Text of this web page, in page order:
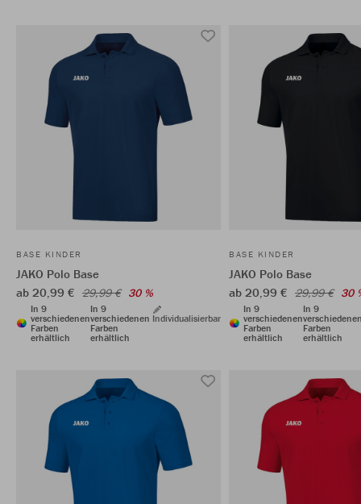
BASE KINDER
JAKO Polo Base
ab 20,99 € 29,99 € 30 %
In 9
verschiedenen
Farben
erhältlich
In 9
verschiedenen
Farben
erhältlich
Individualisierbar
BASE KINDER
JAKO Polo Base
ab 20,99 € 29,99 € 30
In 9
verschiedenen
Farben
erhältlich
In 9
Farben
erhältlich